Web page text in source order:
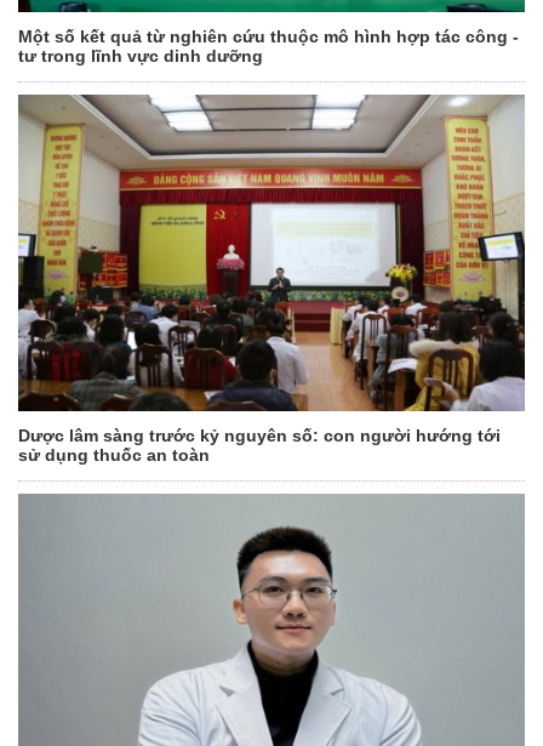
Một số kết quả từ nghiên cứu thuộc mô hình hợp tác công -
tư trong lĩnh vực dinh dưỡng
Dược lâm sàng trước kỷ nguyên số: con người hướng tới
sử dụng thuốc an toàn